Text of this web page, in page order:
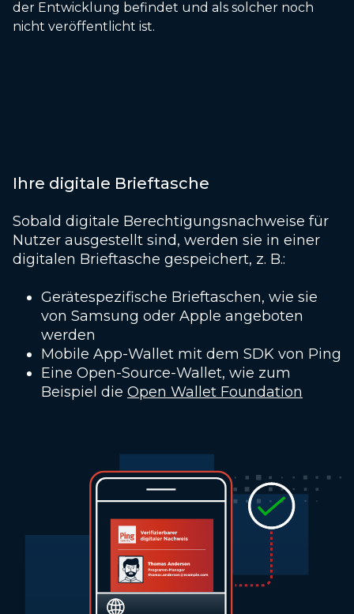
der Entwicklung befindet und als solcher noch
nicht veröffentlicht ist.
Ihre digitale Brieftasche
Sobald digitale Berechtigungsnachweise für
Nutzer ausgestellt sind, werden sie in einer
digitalen Brieftasche gespeichert, z. B.:
Gerätespezifische Brieftaschen, wie sie
von Samsung oder Apple angeboten
werden
Mobile App-Wallet mit dem SDK von Ping
Eine Open-Source-Wallet, wie zum
Beispiel die Open Wallet Foundation